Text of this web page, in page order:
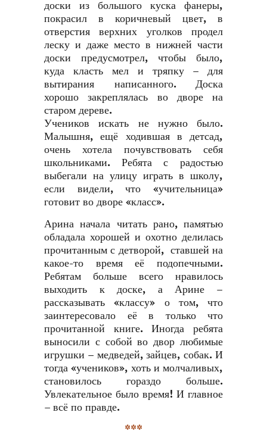
доски из большого куска фанеры,
покрасил в коричневый цвет, в
отверстия верхних уголков продел
леску и даже место в нижней части
доски предусмотрел, чтобы было,
куда класть мел и тряпку – для
вытирания написанного. Доска
хорошо закреплялась во дворе на
старом дереве.
Учеников искать не нужно было.
Малышня, ещё ходившая в детсад,
очень хотела почувствовать себя
школьниками. Ребята с радостью
выбегали на улицу играть в школу,
если видели, что «учительница»
готовит во дворе «класс».
Арина начала читать рано, памятью
обладала хорошей и охотно делилась
прочитанным с детворой, ставшей на
какое-то время её подопечными.
Ребятам больше всего нравилось
выходить к доске, а Арине –
рассказывать «классу» о том, что
заинтересовало её в только что
прочитанной книге. Иногда ребята
выносили с собой во двор любимые
игрушки – медведей, зайцев, собак. И
тогда «учеников», хоть и молчаливых,
становилось гораздо больше.
Увлекательное было время! И главное
– всё по правде.
***